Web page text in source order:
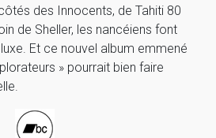
des Innocents, de Tahiti 80
de Sheller, les nancéiens font
Et ce nouvel album emmené
» pourrait bien faire